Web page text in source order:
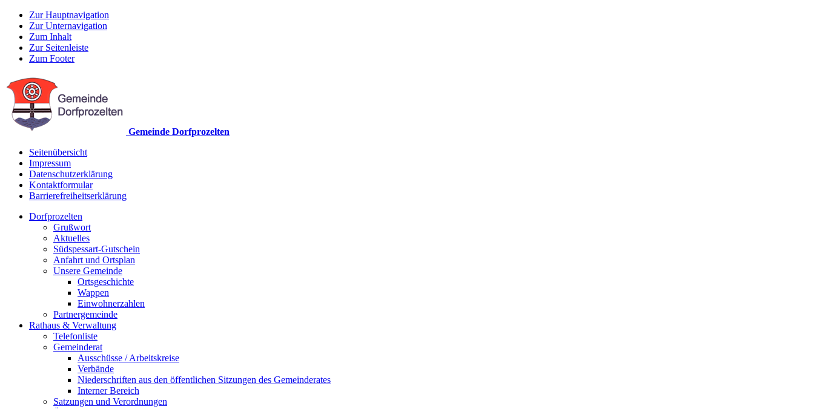
Zur Hauptnavigation
Zur Unternavigation
Zum Inhalt
Zur Seitenleiste
Zum Footer
Gemeinde Dorfprozelten
Seitenübersicht
Impressum
Datenschutzerklärung
Kontaktformular
Barrierefreiheitserklärung
Dorfprozelten
Grußwort
Aktuelles
Südspessart-Gutschein
Anfahrt und Ortsplan
Unsere Gemeinde
Ortsgeschichte
Wappen
Einwohnerzahlen
Partnergemeinde
Rathaus & Verwaltung
Telefonliste
Gemeinderat
Ausschüsse / Arbeitskreise
Verbände
Niederschriften aus den öffentlichen Sitzungen des Gemeinderates
Interner Bereich
Satzungen und Verordnungen